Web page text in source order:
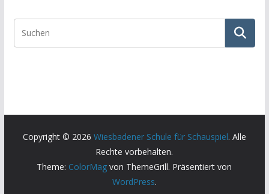
Copyright © 2026 Wiesbadener Schule für Schauspiel. Alle
Rechte vorbehalten.
Theme: ColorMag von ThemeGrill. Präsentiert von
WordPress.